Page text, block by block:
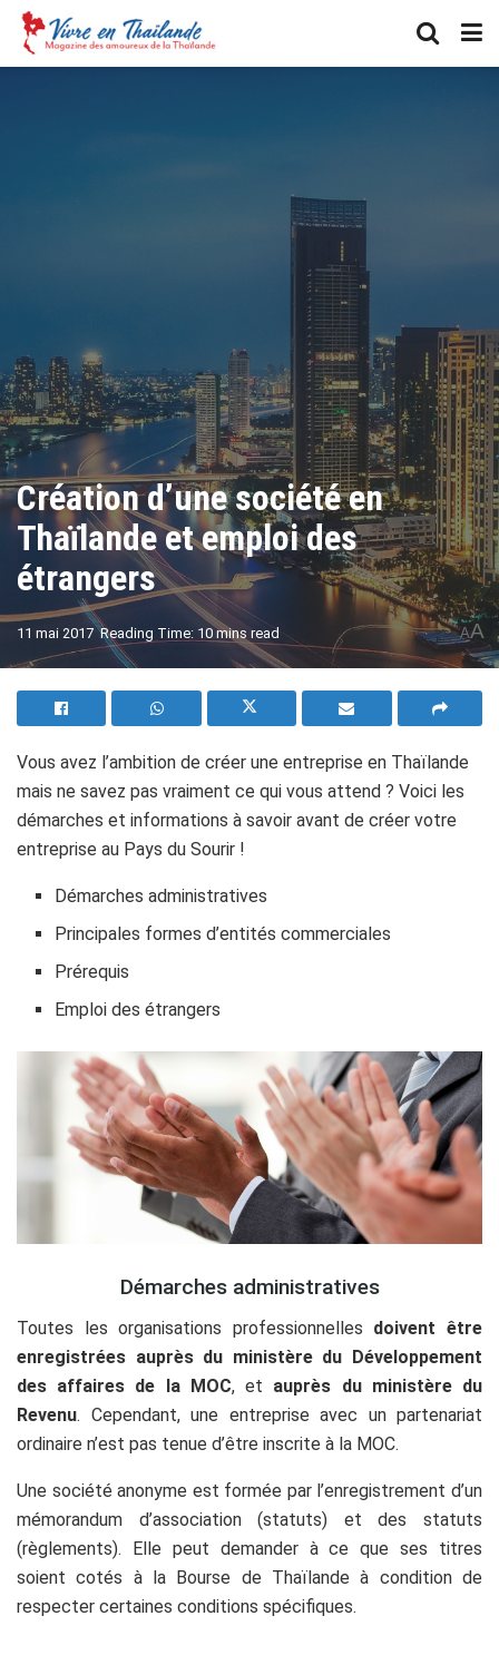
Création d’une société en
Thaïlande et emploi des
étrangers
11 mai 2017 Reading Time: 10 mins read AA
Vous avez l’ambition de créer une entreprise en Thaïlande
mais ne savez pas vraiment ce qui vous attend ? Voici les
démarches et informations à savoir avant de créer votre
entreprise au Pays du Sourir !
Démarches administratives
Principales formes d’entités commerciales
Prérequis
Emploi des étrangers
Démarches administratives
Toutes les organisations professionnelles doivent être
enregistrées auprès du ministère du Développement
des affaires de la MOC, et auprès du ministère du
Revenu. Cependant, une entreprise avec un partenariat
ordinaire n’est pas tenue d’être inscrite à la MOC.
Une société anonyme est formée par l’enregistrement d’un
mémorandum d’association (statuts) et des statuts
(règlements). Elle peut demander à ce que ses titres
soient cotés à la Bourse de Thaïlande à condition de
respecter certaines conditions spécifiques.